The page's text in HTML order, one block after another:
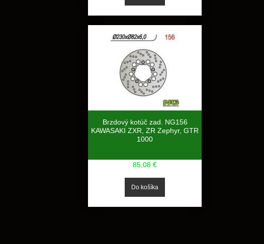
Brzdový kotúč zad. NG156
KAWASAKI ZXR, ZR Zephyr, GTR
1000
85,08 €